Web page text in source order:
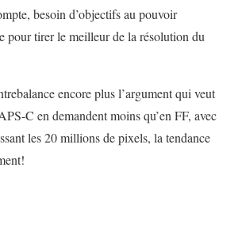
besoin d’objectifs au pouvoir
pour tirer le meilleur de la résolution du
encore plus l’argument qui veut
C en demandent moins qu’en FF, avec
les 20 millions de pixels, la tendance